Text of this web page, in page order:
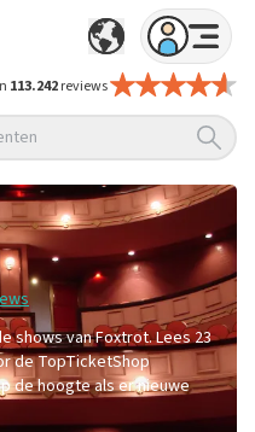
113.242reviews
shows van Foxtrot. Lees 23
de TopTicketShop
de hoogte als er nieuwe